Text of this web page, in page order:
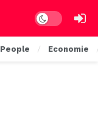
Dark mode
People Economie